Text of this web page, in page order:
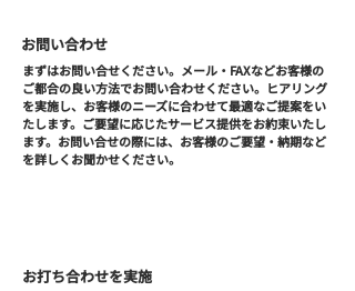
お問い合わせ
まずはお問い合せください。メール・FAXなどお客様の
ご都合の良い方法でお問い合わせください。ヒアリング
を実施し、お客様のニーズに合わせて最適なご提案をい
たします。ご要望に応じたサービス提供をお約束いたし
ます。お問い合せの際には、お客様のご要望・納期など
を詳しくお聞かせください。
お打ち合わせを実施